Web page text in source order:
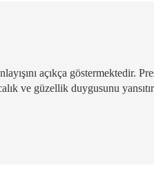
açıkça göstermektedir.
ve güzellik duygusunu